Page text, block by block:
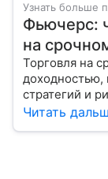
Узнать больше
Фьючерс:
на
Торговля на
доходностью,
стратегий и
инструментов
Читать